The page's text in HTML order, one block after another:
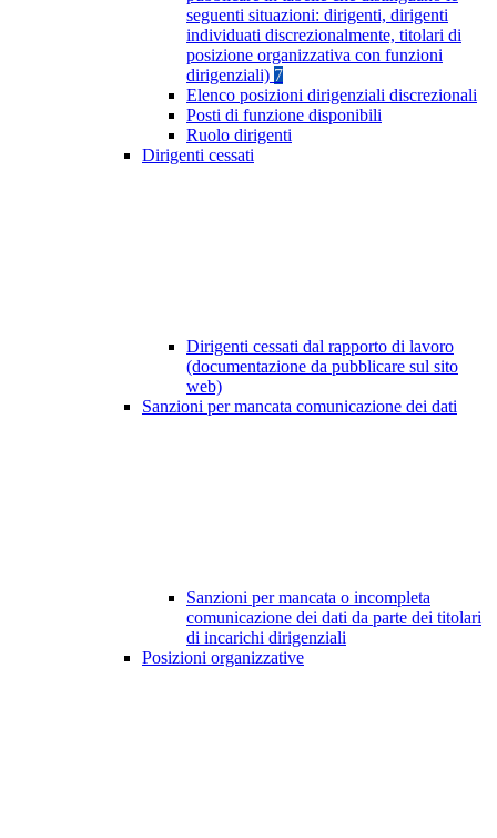
seguenti situazioni: dirigenti, dirigenti
individuati discrezionalmente, titolari di
posizione organizzativa con funzioni
dirigenziali) 7
Elenco posizioni dirigenziali discrezionali
Posti di funzione disponibili
Ruolo dirigenti
Dirigenti cessati
Dirigenti cessati dal rapporto di lavoro
(documentazione da pubblicare sul sito
web)
Sanzioni per mancata comunicazione dei dati
Sanzioni per mancata o incompleta
comunicazione dei dati da parte dei titolari
di incarichi dirigenziali
Posizioni organizzative